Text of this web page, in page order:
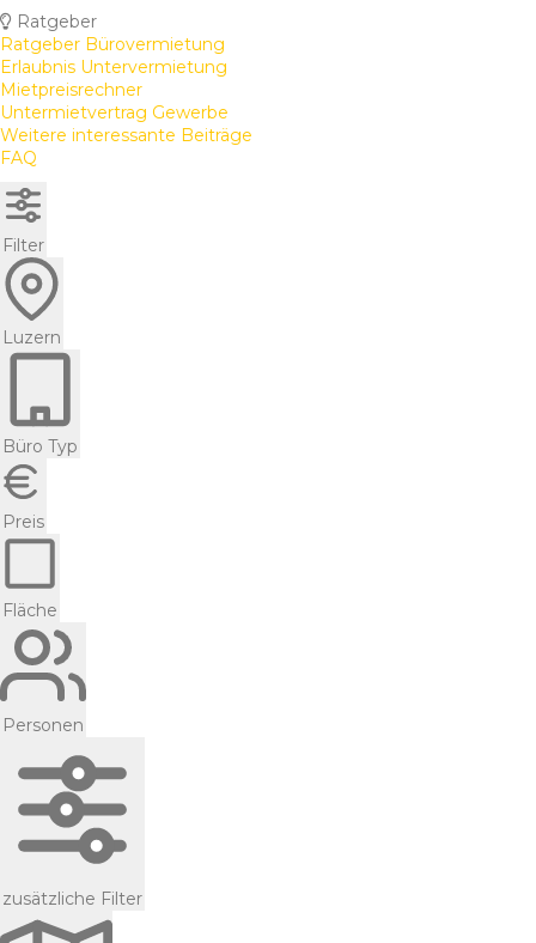
Ratgeber
Ratgeber Bürovermietung
Erlaubnis Untervermietung
Mietpreisrechner
Untermietvertrag Gewerbe
Weitere interessante Beiträge
FAQ
Filter
Luzern
Büro Typ
Preis
Fläche
Personen
zusätzliche Filter